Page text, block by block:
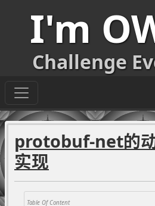
I'm
Challenge
protobuf-net的
实现